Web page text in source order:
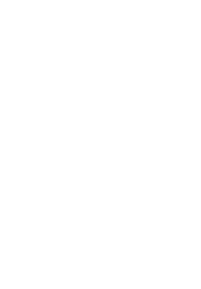
kuni 140,90 €